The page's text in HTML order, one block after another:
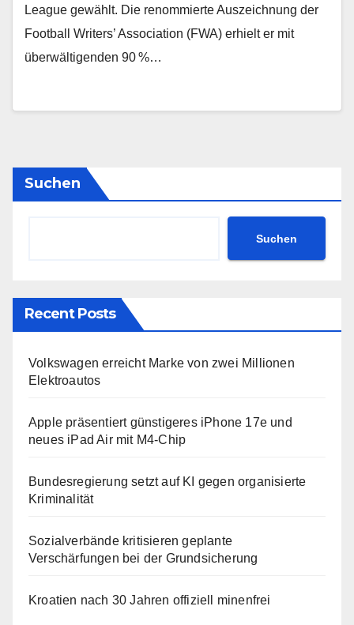
League gewählt. Die renommierte Auszeichnung der
Football Writers’ Association (FWA) erhielt er mit
überwältigenden 90 %…
Suchen
Suchen
Recent Posts
Volkswagen erreicht Marke von zwei Millionen
Elektroautos
Apple präsentiert günstigeres iPhone 17e und
neues iPad Air mit M4-Chip
Bundesregierung setzt auf KI gegen organisierte
Kriminalität
Sozialverbände kritisieren geplante
Verschärfungen bei der Grundsicherung
Kroatien nach 30 Jahren offiziell minenfrei